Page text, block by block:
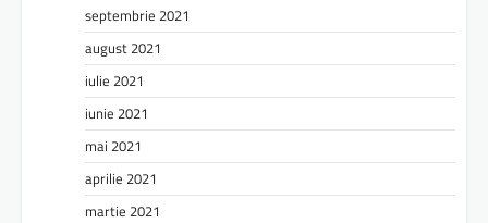
septembrie 2021
august 2021
iulie 2021
iunie 2021
mai 2021
aprilie 2021
martie 2021